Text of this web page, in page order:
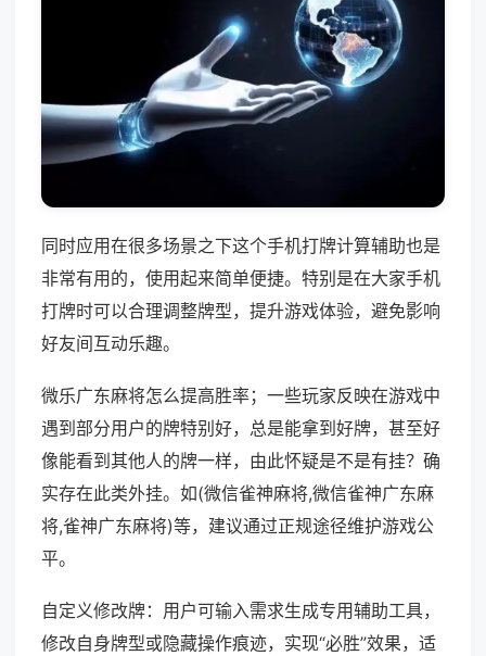
同时应用在很多场景之下这个手机打牌计算辅助也是
非常有用的，使用起来简单便捷。特别是在大家手机
打牌时可以合理调整牌型，提升游戏体验，避免影响
好友间互动乐趣。
微乐广东麻将怎么提高胜率；一些玩家反映在游戏中
遇到部分用户的牌特别好，总是能拿到好牌，甚至好
像能看到其他人的牌一样，由此怀疑是不是有挂？确
实存在此类外挂。如(微信雀神麻将,微信雀神广东麻
将,雀神广东麻将)等，建议通过正规途径维护游戏公
平。
自定义修改牌：用户可输入需求生成专用辅助工具，
修改自身牌型或隐藏操作痕迹，实现“必胜”效果，适